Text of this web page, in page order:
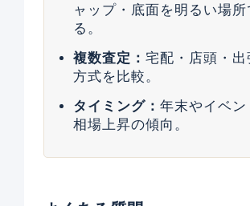
ャップ・底面を明るい場所
る。
複数査定： 宅配・店頭・出
方式を比較。
タイミング： 年末やイベン
相場上昇の傾向。